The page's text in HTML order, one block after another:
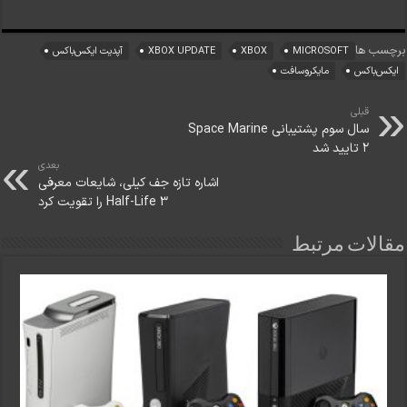
برچسب ها MICROSOFT
XBOX
XBOX UPDATE
آپدیت ایکس‌باکس
ایکس‌باکس
مایکروسافت
قبلی
سال سوم پشتیبانی Space Marine
2 تایید شد
بعدی
اشاره تازه جف کیلی، شایعات معرفی
Half-Life 3 را تقویت کرد
مقالات مرتبط